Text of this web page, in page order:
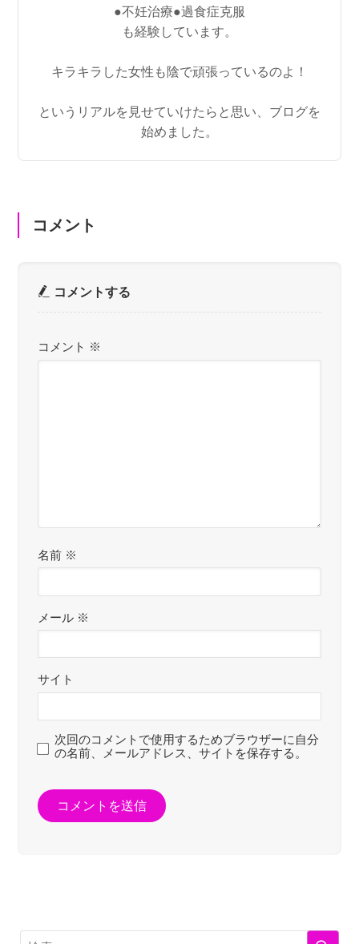
●不妊治療●過食症克服
も経験しています。
キラキラした女性も陰で頑張っているのよ！
というリアルを見せていけたらと思い、ブログを
始めました。
コメント
コメントする
コメント ※
名前 ※
メール ※
サイト
次回のコメントで使用するためブラウザーに自分
の名前、メールアドレス、サイトを保存する。